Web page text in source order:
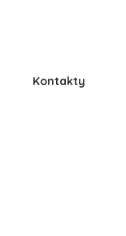
Kontakty